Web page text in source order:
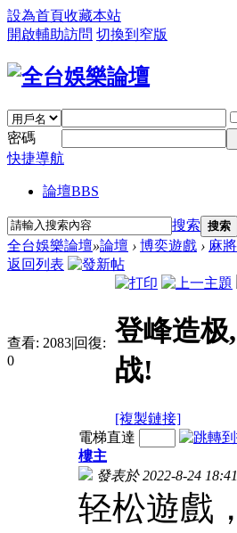
設為首頁收藏本站
開啟輔助訪問 切換到窄版
密碼
快捷導航
論壇BBS
搜索 搜索
全台娛樂論壇»論壇 › 博奕遊戲 › 麻將
返回列表
查看: 2083|回復:
0
登峰造极
战!
[複製鏈接]
電梯直達
樓主
發表於 2022-8-24
轻松遊戲